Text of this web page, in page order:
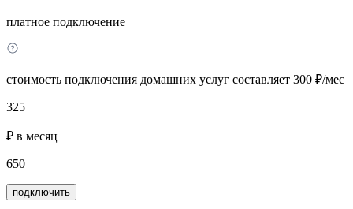
платное подключение
стоимость подключения домашних услуг составляет 300 ₽/мес
325
₽ в месяц
650
подключить